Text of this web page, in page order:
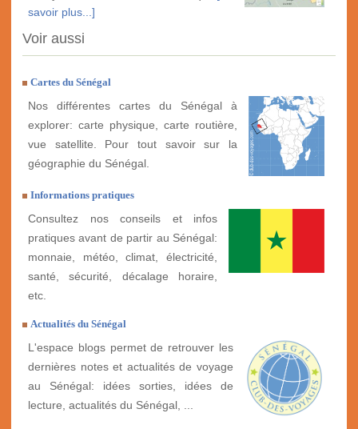
savoir plus...]
Voir aussi
Cartes du Sénégal
Nos différentes cartes du Sénégal à
explorer: carte physique, carte routière,
vue satellite. Pour tout savoir sur la
géographie du Sénégal.
Informations pratiques
Consultez nos conseils et infos
pratiques avant de partir au Sénégal:
monnaie, météo, climat, électricité,
santé, sécurité, décalage horaire,
etc.
Actualités du Sénégal
L'espace blogs permet de retrouver les
dernières notes et actualités de voyage
au Sénégal: idées sorties, idées de
lecture, actualités du Sénégal, ...